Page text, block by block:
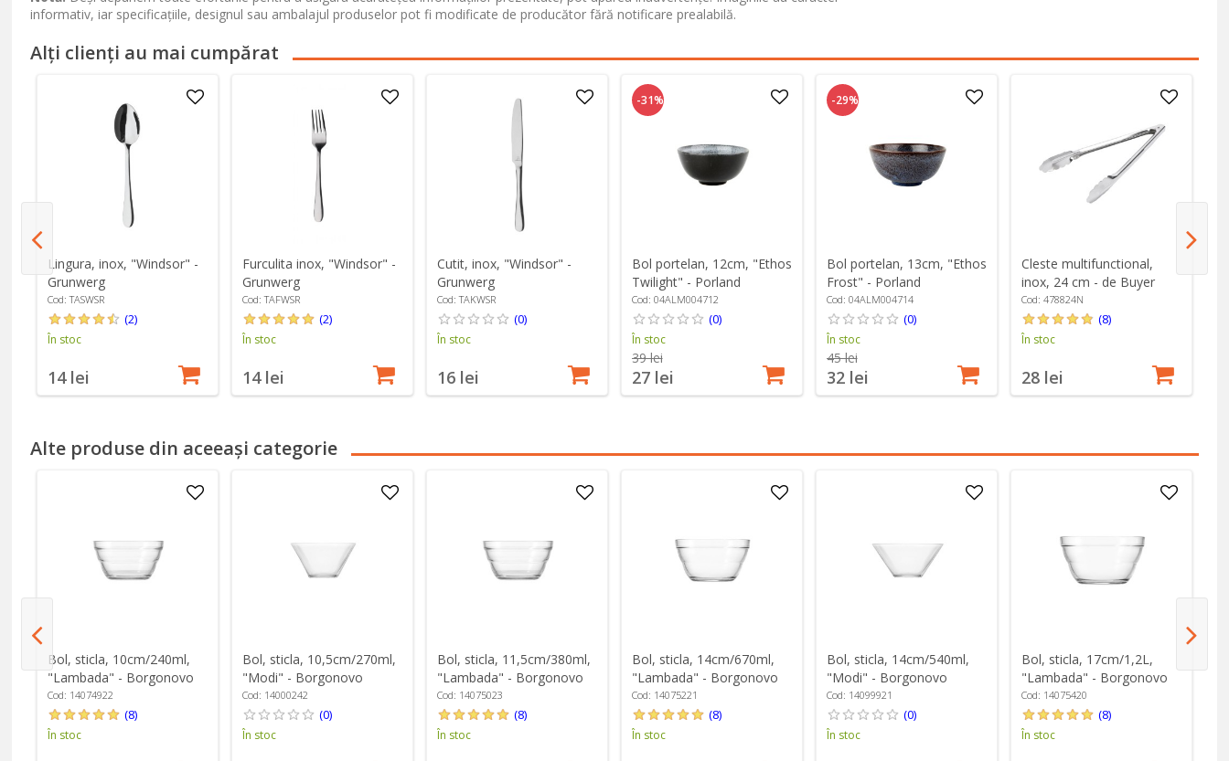
informativ, iar specificațiile, designul sau ambalajul produselor pot fi modificate de producător fără notificare prealabilă.
Alți clienți au mai cumpărat
Lingura, inox, "Windsor" -
Grunwerg
Cod: TASWSR
(2)
În stoc
14 lei
Furculita inox, "Windsor" -
Grunwerg
Cod: TAFWSR
(2)
În stoc
14 lei
Cutit, inox, "Windsor" -
Grunwerg
Cod: TAKWSR
(0)
În stoc
16 lei
-31%
Bol portelan, 12cm, "Ethos
Twilight" - Porland
Cod: 04ALM004712
(0)
În stoc
39 lei
27 lei
-29%
Bol portelan, 13cm, "Ethos
Frost" - Porland
Cod: 04ALM004714
(0)
În stoc
45 lei
32 lei
Cleste multifunctional,
inox, 24 cm - de Buyer
Cod: 478824N
(8)
În stoc
28 lei
Alte produse din aceeași categorie
Bol, sticla, 10cm/240ml,
"Lambada" - Borgonovo
Cod: 14074922
(8)
În stoc
Bol, sticla, 10,5cm/270ml,
"Modi" - Borgonovo
Cod: 14000242
(0)
În stoc
Bol, sticla, 11,5cm/380ml,
"Lambada" - Borgonovo
Cod: 14075023
(8)
În stoc
Bol, sticla, 14cm/670ml,
"Lambada" - Borgonovo
Cod: 14075221
(8)
În stoc
Bol, sticla, 14cm/540ml,
"Modi" - Borgonovo
Cod: 14099921
(0)
În stoc
Bol, sticla, 17cm/1,2L,
"Lambada" - Borgonovo
Cod: 14075420
(8)
În stoc